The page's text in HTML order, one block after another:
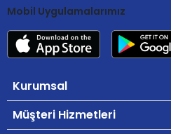
Mobil Uygulamalarımız
Kurumsal
Müşteri Hizmetleri